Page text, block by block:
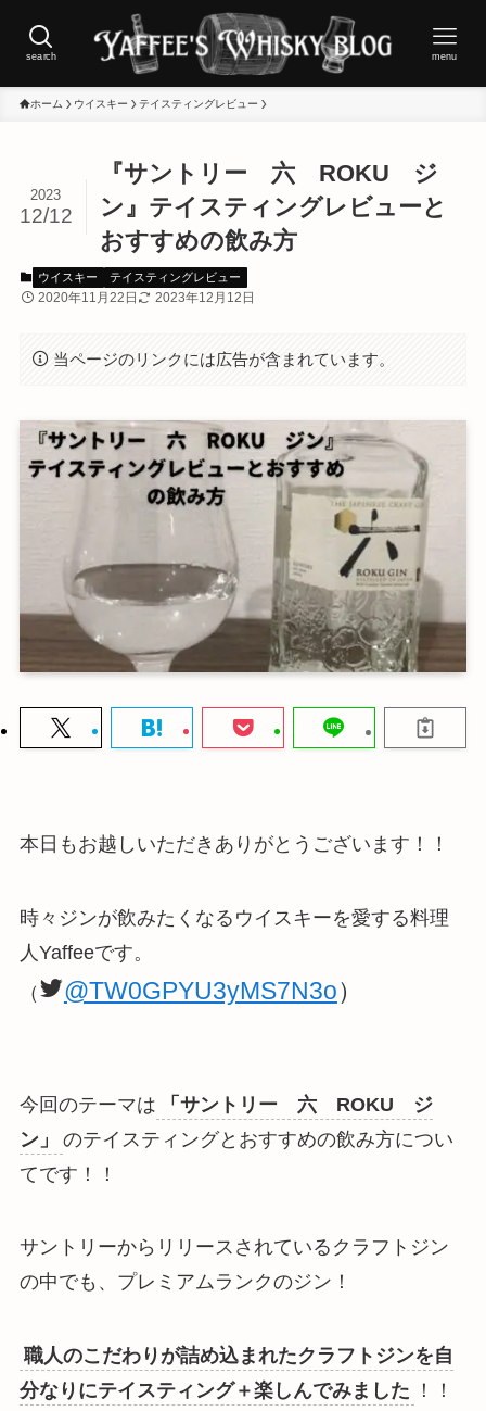
search menu
ホーム ウイスキー テイスティングレビュー
『サントリー 六 ROKU ジ
ン』テイスティングレビューと
おすすめの飲み方
2023
12/12
ウイスキー テイスティングレビュー
2020年11月22日 2023年12月12日
当ページのリンクには広告が含まれています。
本日もお越しいただきありがとうございます！！
時々ジンが飲みたくなるウイスキーを愛する料理
人Yaffeeです。
（
@TW0GPYU3yMS7N3o）
今回のテーマは
「サントリー 六 ROKU ジ
ン」
のテイスティングとおすすめの飲み方につい
てです！！
サントリーからリリースされているクラフトジン
の中でも、プレミアムランクのジン！
職人のこだわりが詰め込まれたクラフトジンを自
分なりにテイスティング＋楽しんでみました ！！